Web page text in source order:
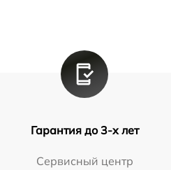
Гарантия до 3-х лет
Сервисный центр